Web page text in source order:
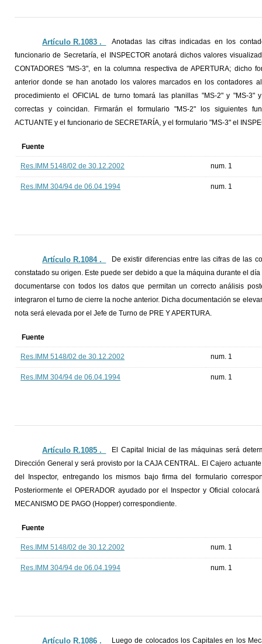
Artículo R.1083 ._
Anotadas las cifras indicadas en los
funcionario de Secretaría, el INSPECTOR anotará dichos valores
CONTADORES "MS-3", en la columna respectiva de APERTURA; dicho
anterior donde se han anotado los valores marcados en los contadores
procedimiento el OFICIAL de turno tomará las planillas "MS-2" y "MS-
correctas y coincidan. Firmarán el formulario "MS-2" los siguientes
ACTUANTE y el funcionario de SECRETARÍA, y el formulario "MS-3" el
Fuente
Res.IMM 5148/02 de 30.12.2002 num. 1
Res.IMM 304/94 de 06.04.1994 num. 1
Artículo R.1084 ._
De existir diferencias entre las cifras de las
constatado su origen. Este puede ser debido a que la máquina durante el
documentarse con todos los datos que permitan un correcto análisis
integraron el turno de cierre la noche anterior. Dicha documentación se
nota será elevada por el Jefe de Turno de PRE Y APERTURA.
Fuente
Res.IMM 5148/02 de 30.12.2002 num. 1
Res.IMM 304/94 de 06.04.1994 num. 1
Artículo R.1085 ._
El Capital Inicial de las máquinas será
Dirección General y será provisto por la CAJA CENTRAL. El Cajero
del Inspector, entregando los mismos bajo firma del formulario
Posteriormente el OPERADOR ayudado por el Inspector y Oficial
MECANISMO DE PAGO (Hopper) correspondiente.
Fuente
Res.IMM 5148/02 de 30.12.2002 num. 1
Res.IMM 304/94 de 06.04.1994 num. 1
Artículo R.1086 ._ Luego de colocados los Capitales en los